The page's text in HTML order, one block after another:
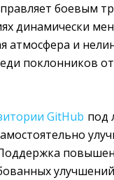
боевым
динамически
атмосфера и
поклонников
GitHub под